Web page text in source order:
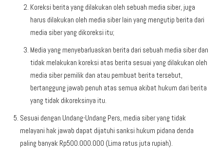
Koreksi berita yang dilakukan oleh sebuah media siber, juga
harus dilakukan oleh media siber lain yang mengutip berita dari
media siber yang dikoreksi itu;
Media yang menyebarluaskan berita dari sebuah media siber dan
tidak melakukan koreksi atas berita sesuai yang dilakukan oleh
media siber pemilik dan atau pembuat berita tersebut,
bertanggung jawab penuh atas semua akibat hukum dari berita
yang tidak dikoreksinya itu.
Sesuai dengan Undang-Undang Pers, media siber yang tidak
melayani hak jawab dapat dijatuhi sanksi hukum pidana denda
paling banyak Rp500.000.000 (Lima ratus juta rupiah).